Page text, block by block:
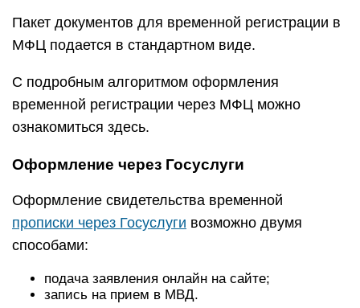
Пакет документов для временной регистрации в
МФЦ подается в стандартном виде.
С подробным алгоритмом оформления
временной регистрации через МФЦ можно
ознакомиться здесь.
Оформление через Госуслуги
Оформление свидетельства временной
прописки через Госуслуги возможно двумя
способами:
подача заявления онлайн на сайте;
запись на прием в МВД.